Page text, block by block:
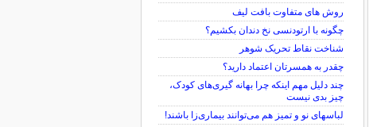
روش های متفاوت بافت لیف
چگونه با ارتودنسی نخ دندان بکشیم؟
شناخت نقاط تحریک شوهر
چقدر به همسرتان اعتماد دارید؟
چند دلیل مهم اینکه چرا بهانه گیری‌های کودک،
چیز بدی نیست
لباس‎های نو و تمیز هم می‌توانند بیماری‌زا باشند!